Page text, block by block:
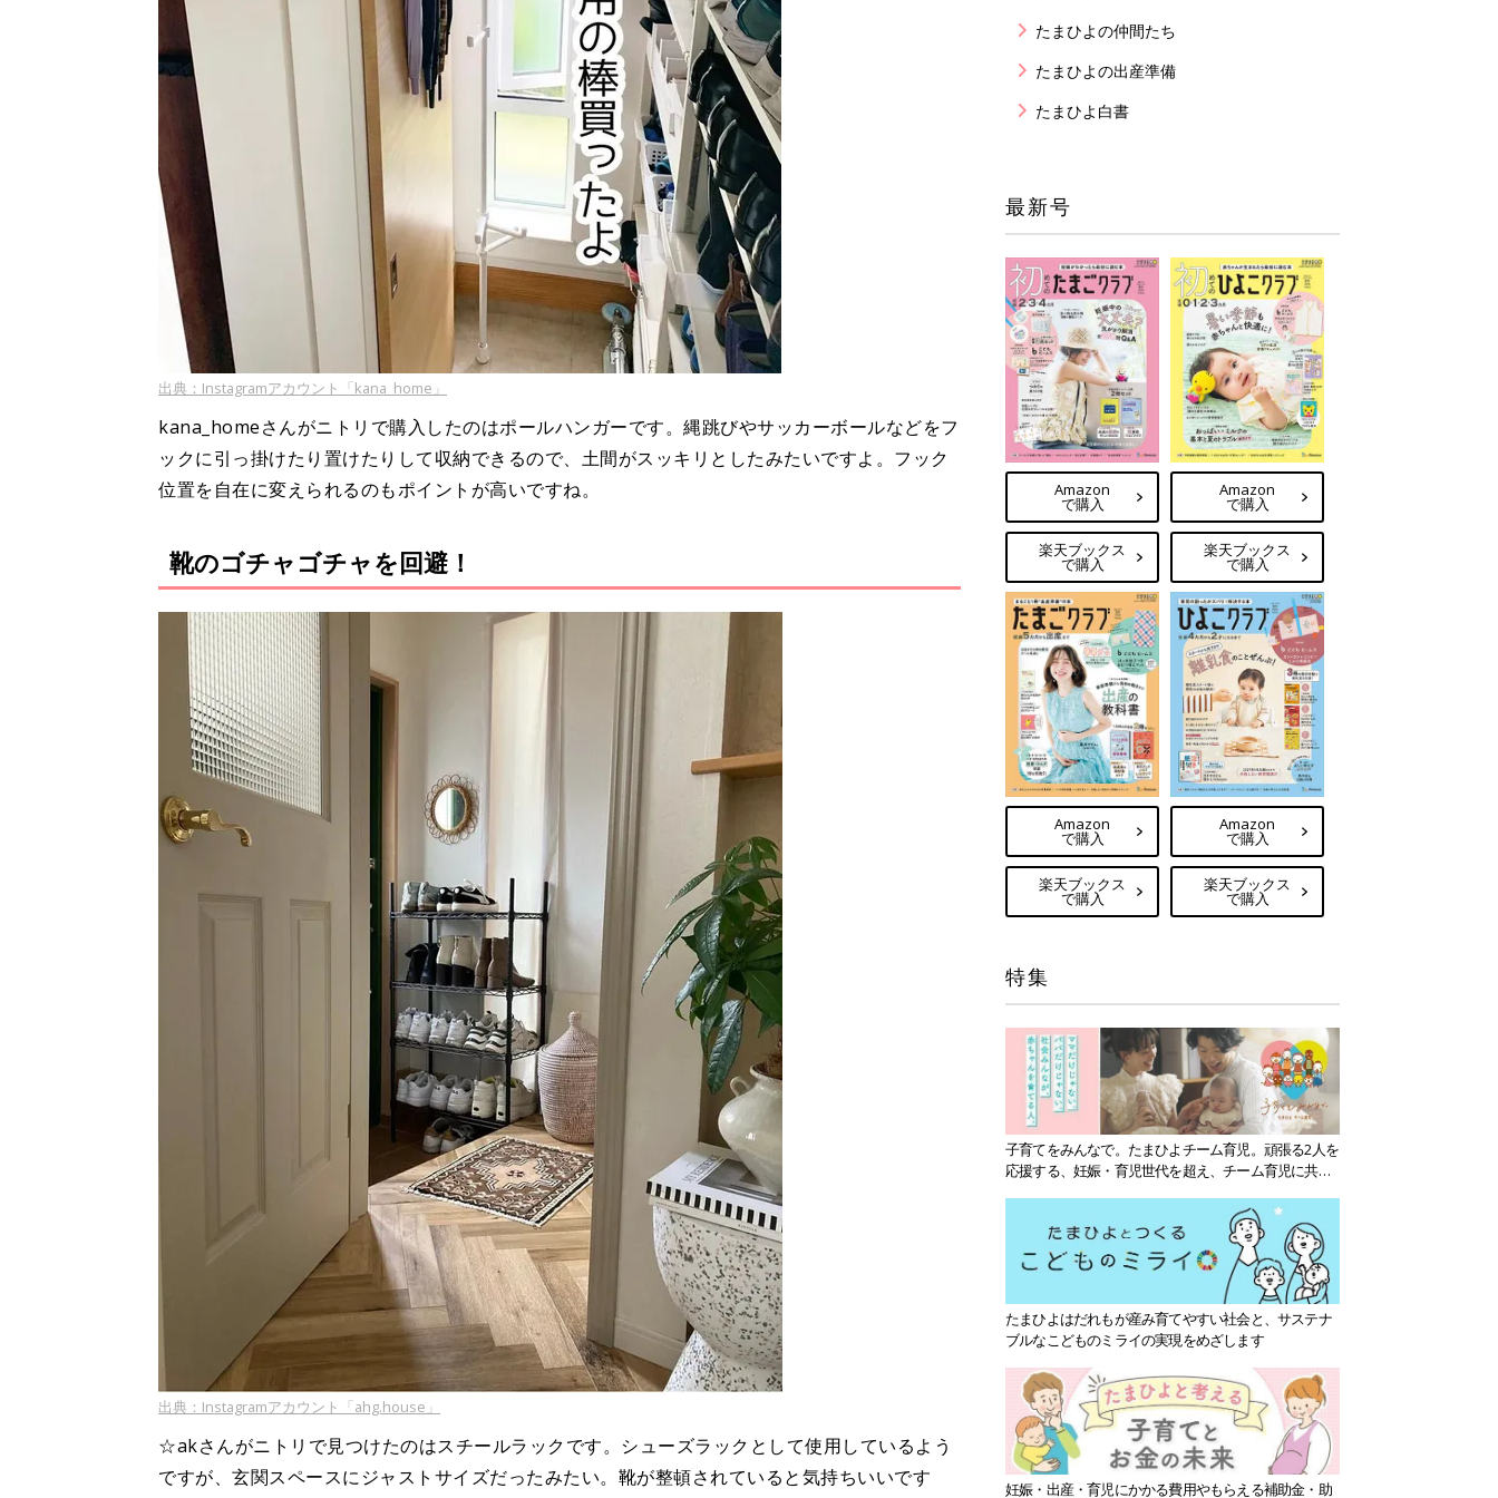
出典：Instagramアカウント「kana_home」
kana_homeさんがニトリで購入したのはポールハンガーです。縄跳びやサッカーボールなどをフ
ックに引っ掛けたり置けたりして収納できるので、土間がスッキリとしたみたいですよ。フック
位置を自在に変えられるのもポイントが高いですね。
靴のゴチャゴチャを回避！
出典：Instagramアカウント「ahg.house」
☆akさんがニトリで見つけたのはスチールラックです。シューズラックとして使用しているよう
ですが、玄関スペースにジャストサイズだったみたい。靴が整頓されていると気持ちいいです
たまひよの仲間たち
たまひよの出産準備
たまひよ白書
最新号
Amazon
で購入
楽天ブックス
で購入
Amazon
で購入
楽天ブックス
で購入
Amazon
で購入
楽天ブックス
で購入
Amazon
で購入
楽天ブックス
で購入
特集
子育てをみんなで。たまひよチーム育児。頑張る2人を
応援する、妊娠・育児世代を超え、チーム育児に共感
たまひよはだれもが産み育てやすい社会と、サステナ
ブルなこどものミライの実現をめざします
妊娠・出産・育児にかかる費用やもらえる補助金・助